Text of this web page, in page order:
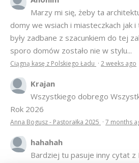
Marzy mi się, żeby ta
domy we wsiach i miasteczkach jak
były zadbane z szacunkiem do tej
sporo domów zostało nie w stylu...
Ciągną kasę z Polskiego Ładu · 2 weeks ago
Krajan
Wszystkiego dobrego
Rok 2026
Anna Bogusz - Pastorałka 2025 · 7 months
hahahah
Bardziej tu pasuje inny cytat z